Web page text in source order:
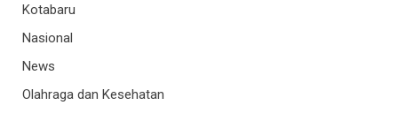
Kotabaru
Nasional
News
Olahraga dan Kesehatan